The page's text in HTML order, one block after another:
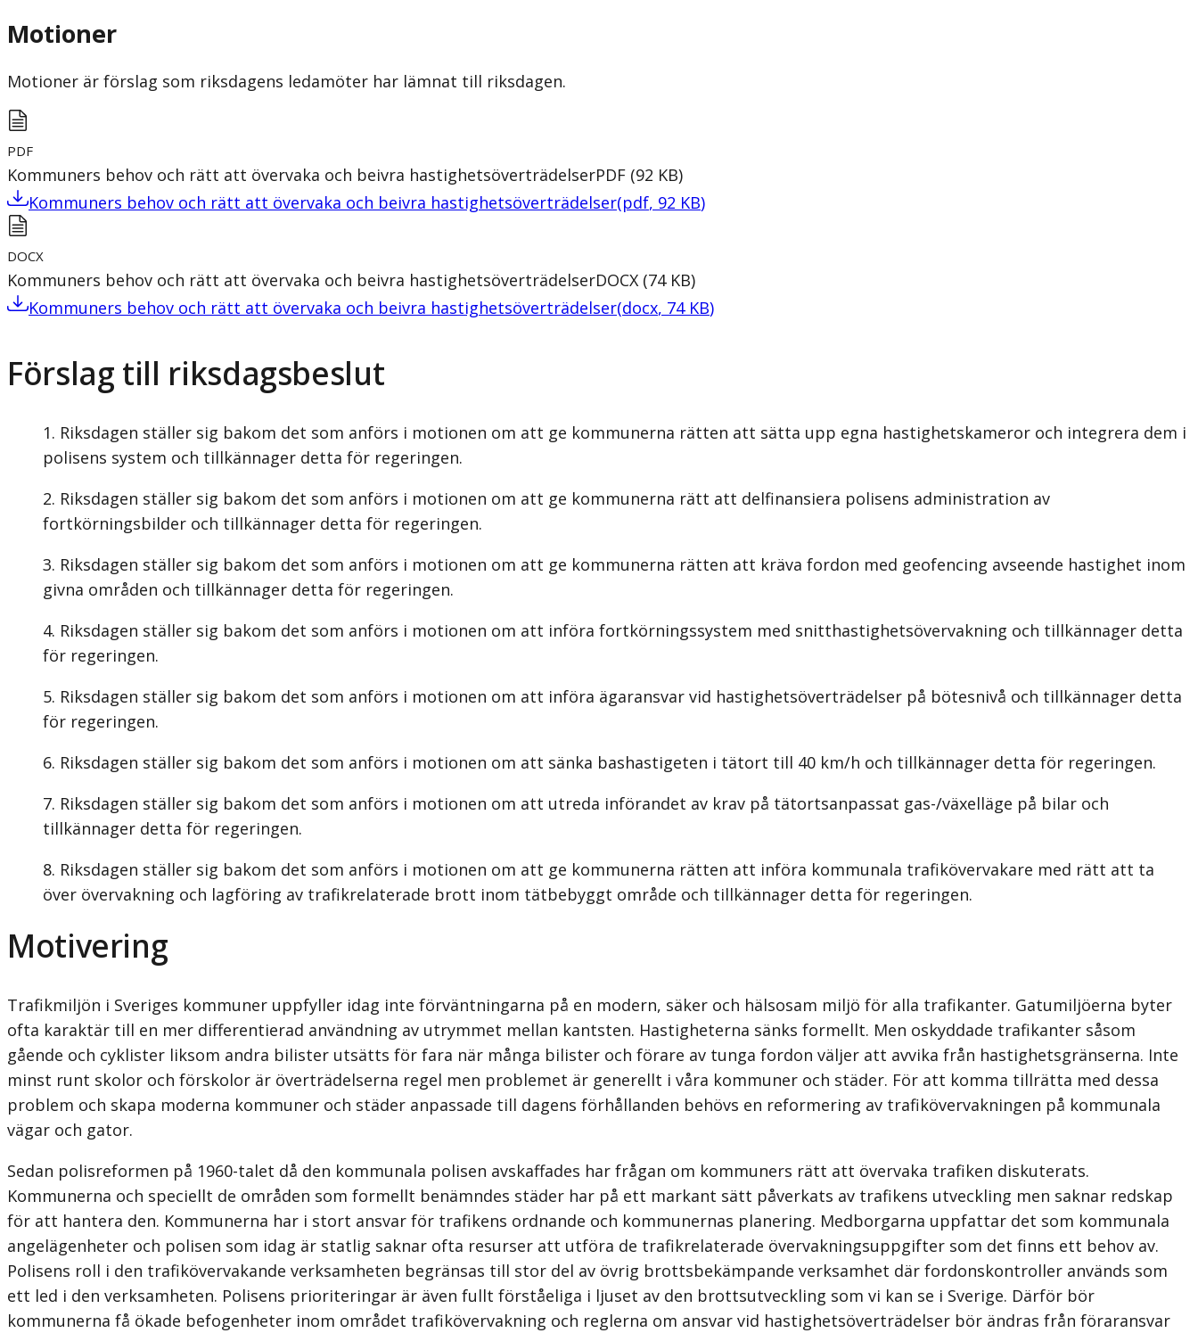
Motioner
Motioner är förslag som riksdagens ledamöter har lämnat till riksdagen.
PDF
Kommuners behov och rätt att övervaka och beivra hastighetsöverträdelserPDF (92 KB)
Kommuners behov och rätt att övervaka och beivra hastighetsöverträdelser(pdf, 92 KB)
DOCX
Kommuners behov och rätt att övervaka och beivra hastighetsöverträdelserDOCX (74 KB)
Kommuners behov och rätt att övervaka och beivra hastighetsöverträdelser(docx, 74 KB)
Förslag till riksdagsbeslut
Riksdagen ställer sig bakom det som anförs i motionen om att ge kommunerna rätten att sätta upp egna hastighetskameror och integrera dem i
polisens system och tillkännager detta för regeringen.
Riksdagen ställer sig bakom det som anförs i motionen om att ge kommunerna rätt att delfinansiera polisens administration av
fortkörningsbilder och tillkännager detta för regeringen.
Riksdagen ställer sig bakom det som anförs i motionen om att ge kommunerna rätten att kräva fordon med geofencing avseende hastighet inom
givna områden och tillkännager detta för regeringen.
Riksdagen ställer sig bakom det som anförs i motionen om att införa fortkörningssystem med snitthastighetsövervakning och tillkännager detta
för regeringen.
Riksdagen ställer sig bakom det som anförs i motionen om att införa ägaransvar vid hastighetsöverträdelser på bötesnivå och tillkännager detta
för regeringen.
Riksdagen ställer sig bakom det som anförs i motionen om att sänka bashastigeten i tätort till 40 km/h och tillkännager detta för regeringen.
Riksdagen ställer sig bakom det som anförs i motionen om att utreda införandet av krav på tätortsanpassat gas-/växelläge på bilar och
tillkännager detta för regeringen.
Riksdagen ställer sig bakom det som anförs i motionen om att ge kommunerna rätten att införa kommunala trafikövervakare med rätt att ta
över övervakning och lagföring av trafikrelaterade brott inom tätbebyggt område och tillkännager detta för regeringen.
Motivering
Trafikmiljön i Sveriges kommuner uppfyller idag inte förväntningarna på en modern, säker och hälsosam miljö för alla trafikanter. Gatumiljöerna byter
ofta karaktär till en mer differentierad användning av utrymmet mellan kantsten. Hastigheterna sänks formellt. Men oskyddade trafikanter såsom
gående och cyklister liksom andra bilister utsätts för fara när många bilister och förare av tunga fordon väljer att avvika från hastighetsgränserna. Inte
minst runt skolor och förskolor är överträdelserna regel men problemet är generellt i våra kommuner och städer. För att komma tillrätta med dessa
problem och skapa moderna kommuner och städer anpassade till dagens förhållanden behövs en reformering av trafikövervakningen på kommunala
vägar och gator.
Sedan polisreformen på 1960-talet då den kommunala polisen avskaffades har frågan om kommuners rätt att övervaka trafiken diskuterats.
Kommunerna och speciellt de områden som formellt benämndes städer har på ett markant sätt påverkats av trafikens utveckling men saknar redskap
för att hantera den. Kommunerna har i stort ansvar för trafikens ordnande och kommunernas planering. Medborgarna uppfattar det som kommunala
angelägenheter och polisen som idag är statlig saknar ofta resurser att utföra de trafikrelaterade övervaknings­uppgifter som det finns ett behov av.
Polisens roll i den trafik­över­vakande verksam­heten begränsas till stor del av övrig brotts­bekämp­ande verk­sam­het där fordonskontroller används som
ett led i den verksamheten. Polisens priori­teringar är även fullt förståeliga i ljuset av den brottsutveckling som vi kan se i Sverige. Därför bör
kommunerna få ökade befogenheter inom området trafik­över­vakning och reglerna om ansvar vid hastighetsöverträdelser bör ändras från föraransvar